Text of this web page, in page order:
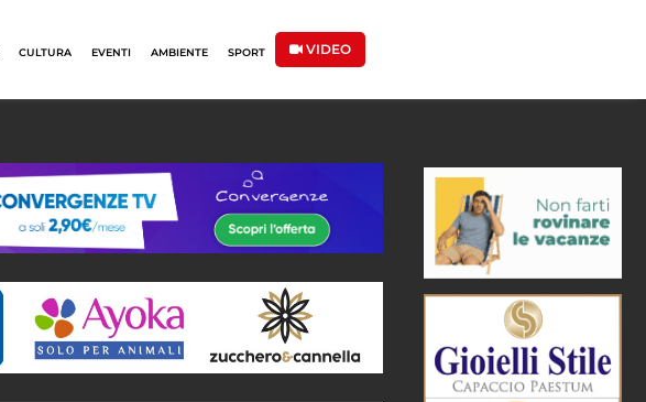
CULTURA EVENTI AMBIENTE SPORT VIDEO